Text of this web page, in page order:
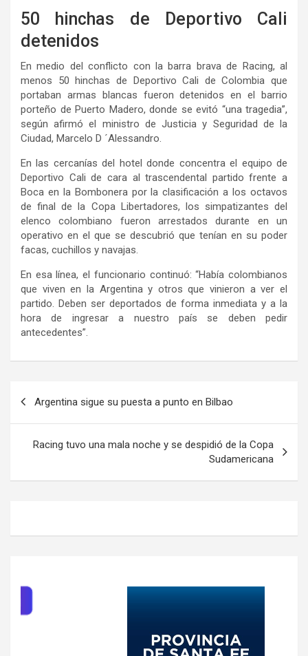
50 hinchas de Deportivo Cali
detenidos
En medio del conflicto con la barra brava de Racing, al
menos 50 hinchas de Deportivo Cali de Colombia que
portaban armas blancas fueron detenidos en el barrio
porteño de Puerto Madero, donde se evitó “una tragedia”,
según afirmó el ministro de Justicia y Seguridad de la
Ciudad, Marcelo D ´Alessandro.
En las cercanías del hotel donde concentra el equipo de
Deportivo Cali de cara al trascendental partido frente a
Boca en la Bombonera por la clasificación a los octavos
de final de la Copa Libertadores, los simpatizantes del
elenco colombiano fueron arrestados durante en un
operativo en el que se descubrió que tenían en su poder
facas, cuchillos y navajas.
En esa línea, el funcionario continuó: “Había colombianos
que viven en la Argentina y otros que vinieron a ver el
partido. Deben ser deportados de forma inmediata y a la
hora de ingresar a nuestro país se deben pedir
antecedentes”.
Argentina sigue su puesta a punto en Bilbao
Racing tuvo una mala noche y se despidió de la Copa
Sudamericana